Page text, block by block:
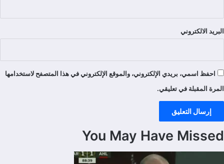
البريد الالكتروني
احفظ اسمي، بريدي الإلكتروني، والموقع الإلكتروني في هذا المتصفح لاستخدامها
المرة المقبلة في تعليقي.
You May Have Missed